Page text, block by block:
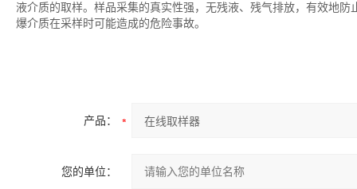
液介质的取样。样品采集的真实性强，无残液、残气排放，有效地
爆介质在采样时可能造成的危险事故。
产品：
您的单位：